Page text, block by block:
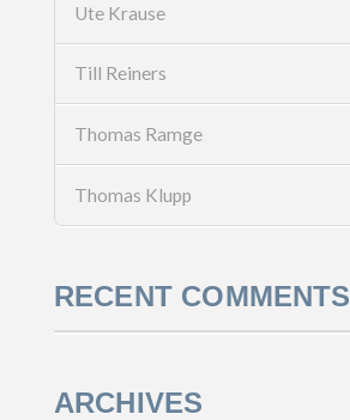
Ute Krause
Till Reiners
Thomas Ramge
Thomas Klupp
RECENT COMMENTS
ARCHIVES